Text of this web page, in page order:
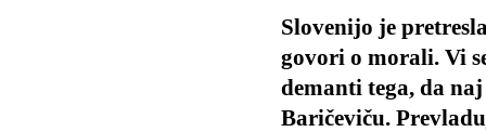
Slovenijo je
govori o morali. Vi
demanti tega, da
Baričeviču.